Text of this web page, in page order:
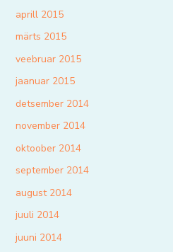
aprill 2015
märts 2015
veebruar 2015
jaanuar 2015
detsember 2014
november 2014
oktoober 2014
september 2014
august 2014
juuli 2014
juuni 2014